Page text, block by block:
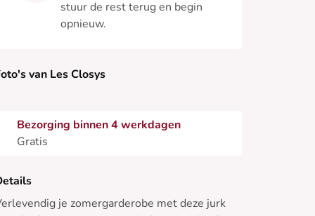
stuur de rest terug en begin
opnieuw.
van Les Closys
Bezorging binnen 4 werkdagen
Gratis
je zomergarderobe met deze jurk